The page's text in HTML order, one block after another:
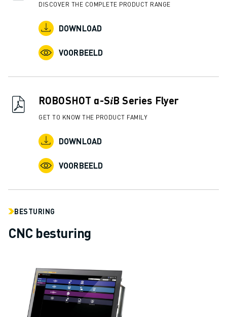
DISCOVER THE COMPLETE PRODUCT RANGE
DOWNLOAD
VOORBEELD
ROBOSHOT α-S𝑖B Series Flyer
GET TO KNOW THE PRODUCT FAMILY
DOWNLOAD
VOORBEELD
BESTURING
CNC besturing